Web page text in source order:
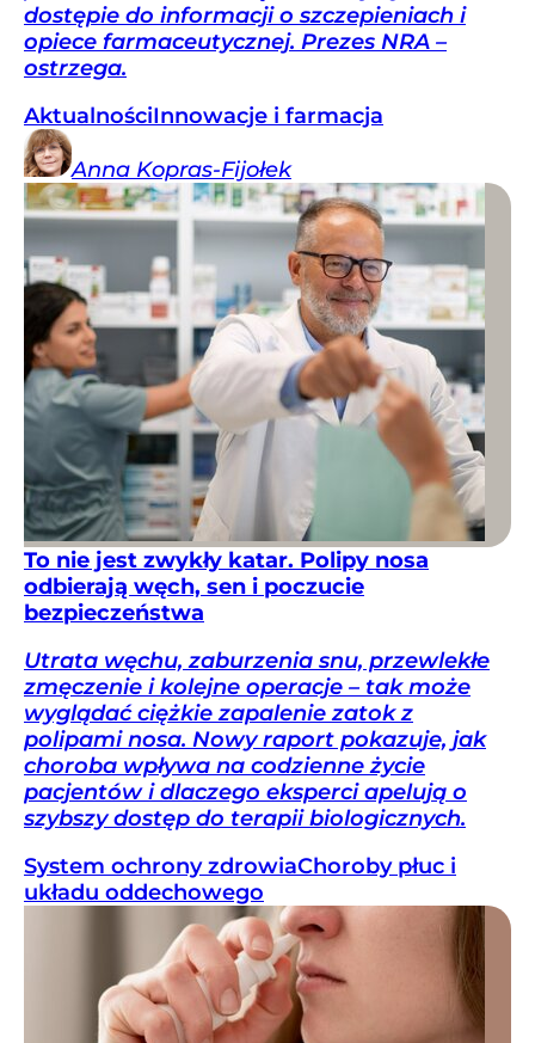
dostępie do informacji o szczepieniach i
opiece farmaceutycznej. Prezes NRA –
ostrzega.
AktualnościInnowacje i farmacja
Anna Kopras-Fijołek
To nie jest zwykły katar. Polipy nosa
odbierają węch, sen i poczucie
bezpieczeństwa
Utrata węchu, zaburzenia snu, przewlekłe
zmęczenie i kolejne operacje – tak może
wyglądać ciężkie zapalenie zatok z
polipami nosa. Nowy raport pokazuje, jak
choroba wpływa na codzienne życie
pacjentów i dlaczego eksperci apelują o
szybszy dostęp do terapii biologicznych.
System ochrony zdrowiaChoroby płuc i
układu oddechowego